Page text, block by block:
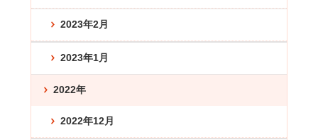
2023年2月
2023年1月
2022年
2022年12月